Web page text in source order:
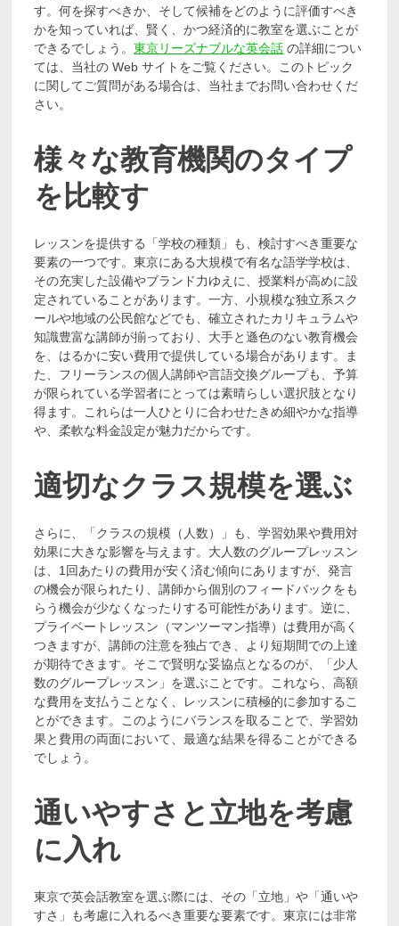
す。何を探すべきか、そして候補をどのように評価すべき
かを知っていれば、賢く、かつ経済的に教室を選ぶことが
できるでしょう。東京リーズナブルな英会話 の詳細につい
ては、当社の Web サイトをご覧ください。このトピック
に関してご質問がある場合は、当社までお問い合わせくだ
さい。
様々な教育機関のタイプ
を比較す
レッスンを提供する「学校の種類」も、検討すべき重要な
要素の一つです。東京にある大規模で有名な語学学校は、
その充実した設備やブランド力ゆえに、授業料が高めに設
定されていることがあります。一方、小規模な独立系スク
ールや地域の公民館などでも、確立されたカリキュラムや
知識豊富な講師が揃っており、大手と遜色のない教育機会
を、はるかに安い費用で提供している場合があります。ま
た、フリーランスの個人講師や言語交換グループも、予算
が限られている学習者にとっては素晴らしい選択肢となり
得ます。これらは一人ひとりに合わせたきめ細やかな指導
や、柔軟な料金設定が魅力だからです。
適切なクラス規模を選ぶ
さらに、「クラスの規模（人数）」も、学習効果や費用対
効果に大きな影響を与えます。大人数のグループレッスン
は、1回あたりの費用が安く済む傾向にありますが、発言
の機会が限られたり、講師から個別のフィードバックをも
らう機会が少なくなったりする可能性があります。逆に、
プライベートレッスン（マンツーマン指導）は費用が高く
つきますが、講師の注意を独占でき、より短期間での上達
が期待できます。そこで賢明な妥協点となるのが、「少人
数のグループレッスン」を選ぶことです。これなら、高額
な費用を支払うことなく、レッスンに積極的に参加するこ
とができます。このようにバランスを取ることで、学習効
果と費用の両面において、最適な結果を得ることができる
でしょう。
通いやすさと立地を考慮
に入れ
東京で英会話教室を選ぶ際には、その「立地」や「通いや
すさ」も考慮に入れるべき重要な要素です。東京には非常